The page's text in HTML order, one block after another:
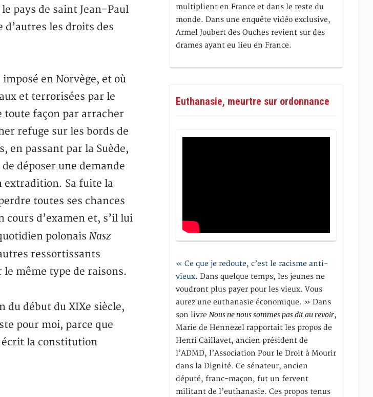
pays de saint Jean-Paul
les droits des
en Norvège, et où
et terrorisées par le
toute façon par arracher
refuge sur les bords de
en passant par la Suède,
déposer une demande
extradition. Sa fuite la
toutes ses chances
cours d’examen et, s’il lui
polonais Nasz
ressortissants
le même type de raisons.
du début du XIXe siècle,
pour moi, parce que
écrit la constitution
multiplient en France et dans le reste du
monde. Dans une enquête vidéo exclusive,
Armel Joubert des Ouches revient sur des
drames ayant eu lieu en France.
Euthanasie, meurtre sur ordonnance
« Ce que je redoute, c’est le racisme anti-
vieux. Dans quelque temps, les jeunes ne
voudront plus payer pour les vieux. Vous
aurez une euthanasie économique. » Dans
son livreNous ne nous sommes pas dit au revoir,
Marie de Hennezel rapportait les propos de
Henri Caillavet, ancien président de
l’ADMD, l’Association Pour le Droit à Mourir
dans la Dignité. Ce sénateur, ancien
député, franc-maçon, fut un fervent
militant de l’euthanasie. Ces propos tenus